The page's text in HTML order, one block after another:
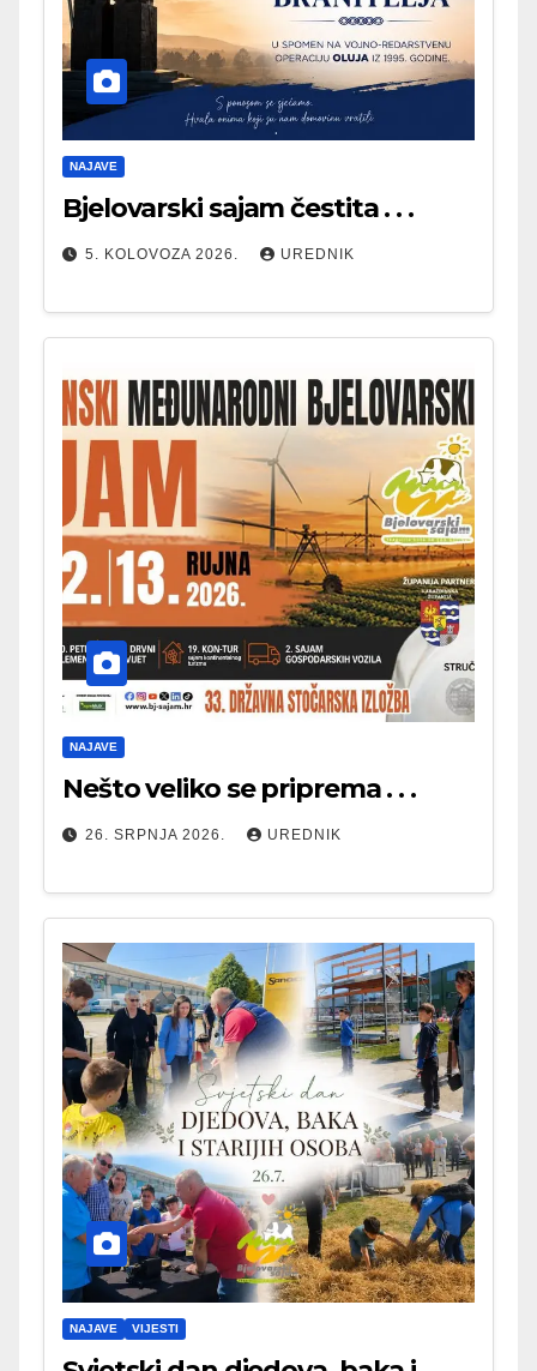
NAJAVE
Bjelovarski sajam čestita . . .
5. KOLOVOZA 2026. UREDNIK
NAJAVE
Nešto veliko se priprema . . .
26. SRPNJA 2026. UREDNIK
NAJAVE VIJESTI